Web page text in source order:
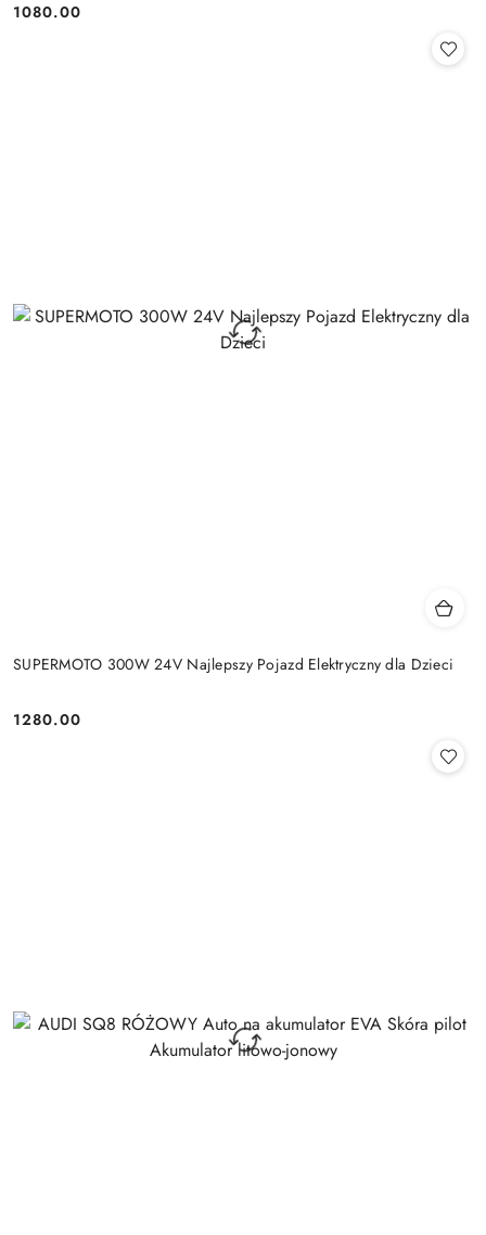
Cena:
1080.00
SUPERMOTO 300W 24V Najlepszy Pojazd Elektryczny dla Dzieci
Cena:
1280.00